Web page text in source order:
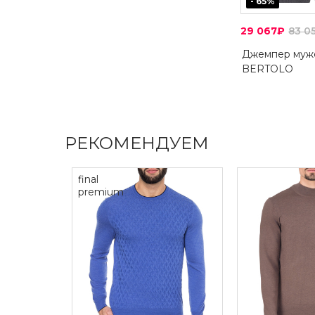
29 067₽ 83
Джемпер
BERTOLO
РЕКОМЕНДУЕМ
final
premium